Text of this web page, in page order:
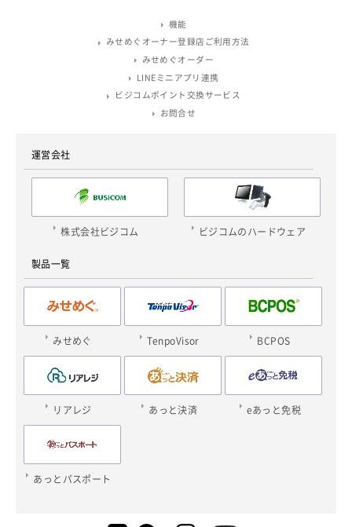
機能
みせめぐオーナー登録店ご利用方法
みせめぐオーダー
LINEミニアプリ連携
ビジコムポイント交換サービス
お問合せ
運営会社
株式会社ビジコム ビジコムのハードウェア
製品一覧
BCPOS
リアレジ あっと決済
みせめぐ TenpoVisor
eあっと免税
あっとパスポート